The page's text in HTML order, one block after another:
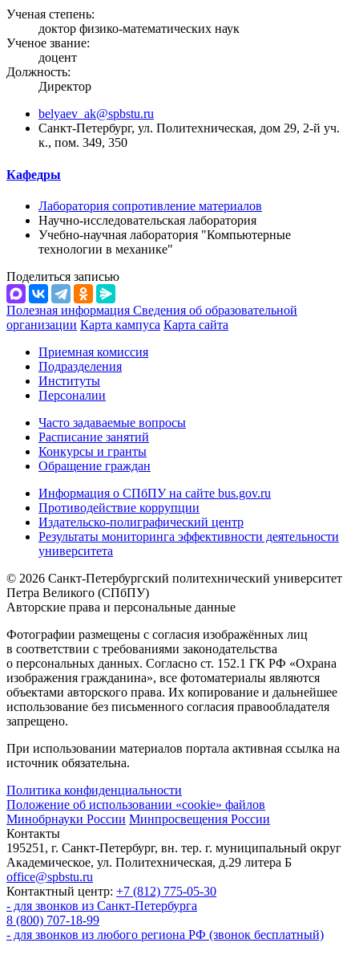
Ученая степень:
доктор физико-математических наук
Ученое звание:
доцент
Должность:
Директор
belyaev_ak@spbstu.ru
Санкт-Петербург, ул. Политехническая, дом 29, 2-й уч.
к., пом. 349, 350
Кафедры
Лаборатория сопротивление материалов
Научно-исследовательская лаборатория
Учебно-научная лаборатория "Компьютерные
технологии в механике"
Поделиться записью
Полезная информация Сведения об образовательной
организации Карта кампуса Карта сайта
Приемная комиссия
Подразделения
Институты
Персоналии
Часто задаваемые вопросы
Расписание занятий
Конкурсы и гранты
Обращение граждан
Информация о СПбПУ на сайте bus.gov.ru
Противодействие коррупции
Издательско-полиграфический центр
Результаты мониторинга эффективности деятельности
университета
© 2026 Санкт-Петербургский политехнический университет
Петра Великого (СПбПУ)
Авторские права и персональные данные
Фотографии размещены с согласия изображённых лиц
в соответствии с требованиями законодательства
о персональных данных. Согласно ст. 152.1 ГК РФ «Охрана
изображения гражданина», все фотоматериалы являются
объектами авторского права. Их копирование и дальнейшее
использование без письменного согласия правообладателя
запрещено.
При использовании материалов портала активная ссылка на
источник обязательна.
Политика конфиденциальности
Положение об использовании «cookie» файлов
Минобрнауки России Минпросвещения России
Контакты
195251, г. Санкт-Петербург, вн. тер. г. муниципальный округ
Академическое, ул. Политехническая, д.29 литера Б
office@spbstu.ru
Контактный центр: +7 (812) 775-05-30
- для звонков из Санкт-Петербурга
8 (800) 707-18-99
- для звонков из любого региона РФ (звонок бесплатный)